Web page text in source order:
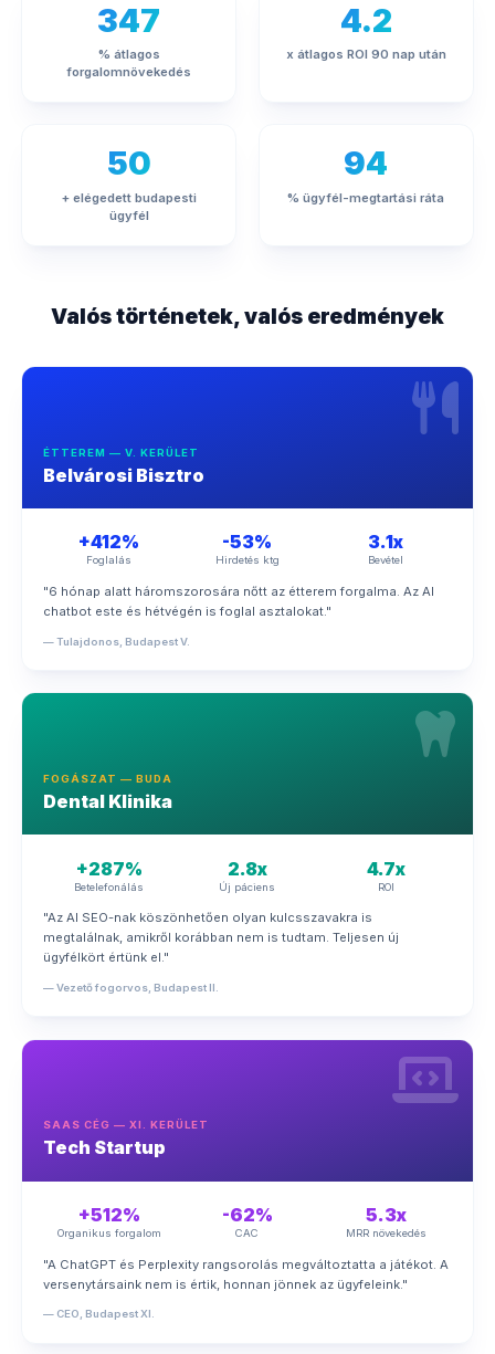
347
% átlagos
forgalomnövekedés
4.2
x átlagos ROI 90 nap után
50
+ elégedett budapesti
ügyfél
94
% ügyfél-megtartási ráta
Valós történetek, valós eredmények
ÉTTEREM — V. KERÜLET
Belvárosi Bisztro
+412%
Foglalás
-53%
Hirdetés ktg
3.1x
Bevétel
"6 hónap alatt háromszorosára nőtt az étterem forgalma. Az AI
chatbot este és hétvégén is foglal asztalokat."
— Tulajdonos, Budapest V.
FOGÁSZAT — BUDA
Dental Klinika
+287%
Betelefonálás
2.8x
Új páciens
4.7x
ROI
"Az AI SEO-nak köszönhetően olyan kulcsszavakra is
megtalálnak, amikről korábban nem is tudtam. Teljesen új
ügyfélkört értünk el."
— Vezető fogorvos, Budapest II.
SAAS CÉG — XI. KERÜLET
Tech Startup
+512%
Organikus forgalom
-62%
CAC
5.3x
MRR növekedés
"A ChatGPT és Perplexity rangsorolás megváltoztatta a játékot. A
versenytársaink nem is értik, honnan jönnek az ügyfeleink."
— CEO, Budapest XI.